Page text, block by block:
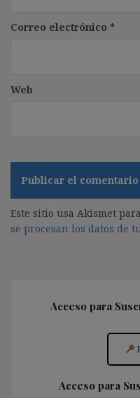
Correo electrónico *
Web
Este sitio usa Akismet
se procesan los datos de
Acceso para
Acceso para